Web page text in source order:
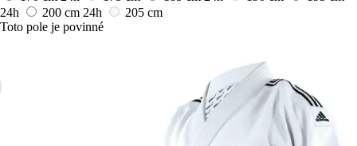
24h
200 cm 24h
205 cm
Toto pole je povinné